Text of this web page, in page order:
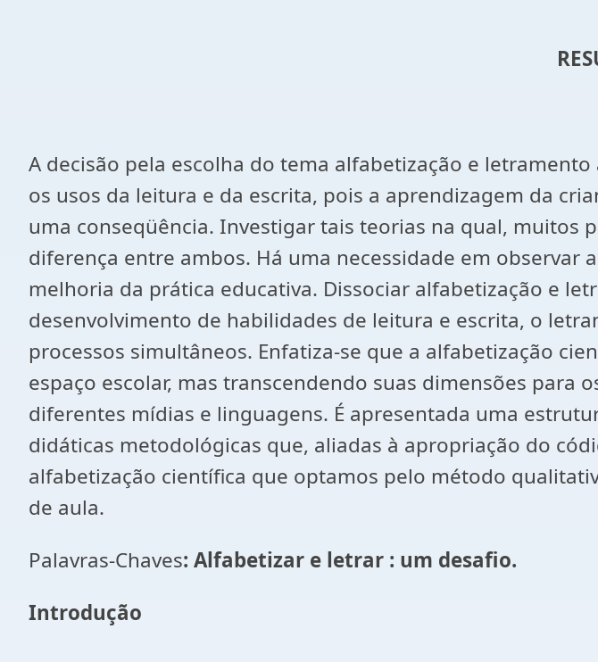
A decisão pela escolha do tema alfabetização e
os usos da leitura e da escrita, pois a aprendizagem da
uma conseqüência. Investigar tais teorias na qual, muitos
diferença entre ambos. Há uma necessidade em
melhoria da prática educativa. Dissociar alfabetização e
desenvolvimento de habilidades de leitura e escrita, o
processos simultâneos. Enfatiza-se que a alfabetização
espaço escolar, mas transcendendo suas dimensões para
diferentes mídias e linguagens. É apresentada uma
didáticas metodológicas que, aliadas à apropriação do
alfabetização científica que optamos pelo método
de aula.
Palavras-Chaves: Alfabetizar e letrar : um desafio.
Introdução